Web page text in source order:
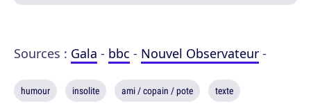
Sources : Gala - bbc - Nouvel Observateur -
humour insolite ami / copain / pote texte